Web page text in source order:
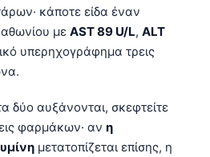
κάποτε είδα έναν
με AST 89 U/L, ALT
υπερηχογράφημα τρεις
δύο αυξάνονται, σκεφτείτε
φαρμάκων· αν η
μετατοπίζεται επίσης, η